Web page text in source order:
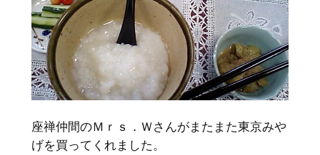
座禅仲間のＭｒｓ．Ｗさんがまたまた東京みや
げを買ってくれました。